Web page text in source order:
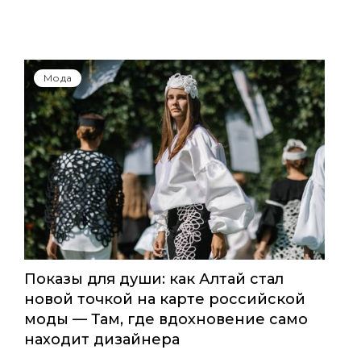
Мода
Показы для души: как Алтай стал
новой точкой на карте российской
моды — Там, где вдохновение само
находит дизайнера